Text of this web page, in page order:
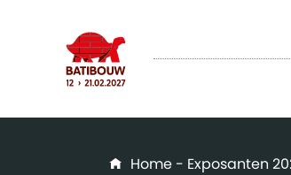
Home - Exposanten